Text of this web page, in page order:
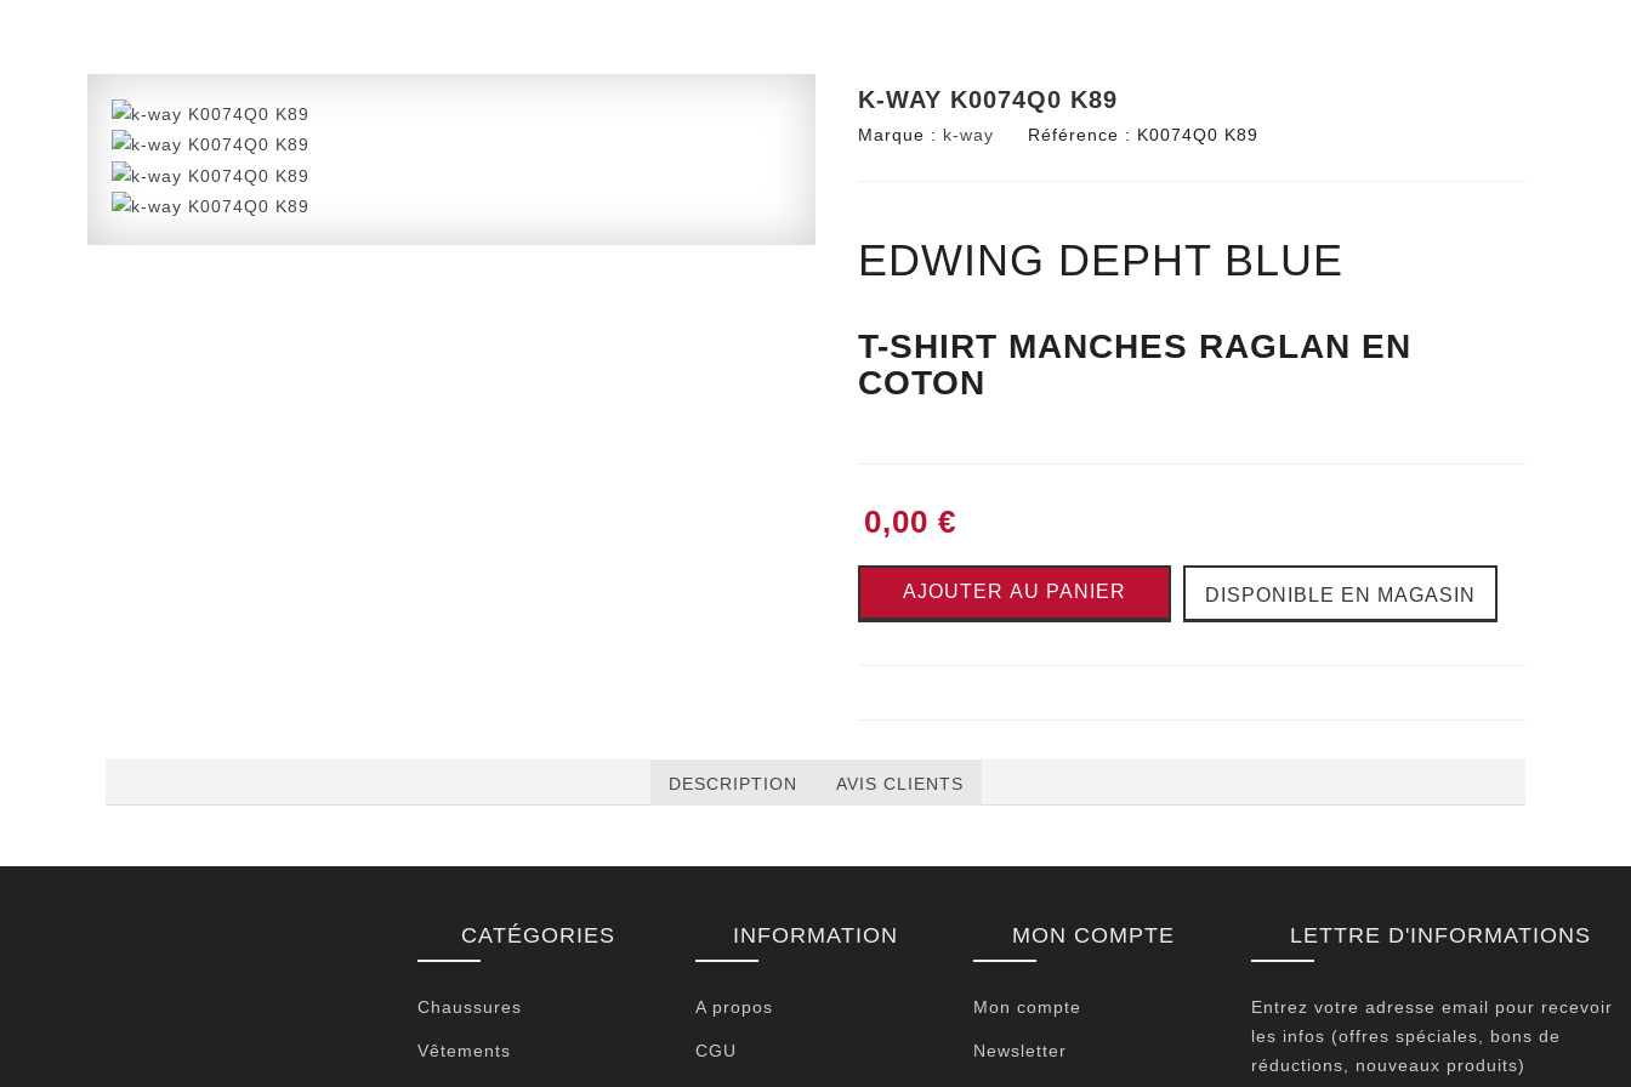
K-WAY K0074Q0 K89
Marque : k-way Référence : K0074Q0 K89
EDWING DEPHT BLUE
T-SHIRT MANCHES RAGLAN EN
COTON
0,00 €
AJOUTER AU PANIER DISPONIBLE EN MAGASIN
DESCRIPTION AVIS CLIENTS
CATÉGORIES
Chaussures
Vêtements
INFORMATION
A propos
CGU
MON COMPTE
Mon compte
Newsletter
LETTRE D'INFORMATIONS
Entrez votre adresse email pour recevoir
les infos (offres spéciales, bons de
réductions, nouveaux produits)